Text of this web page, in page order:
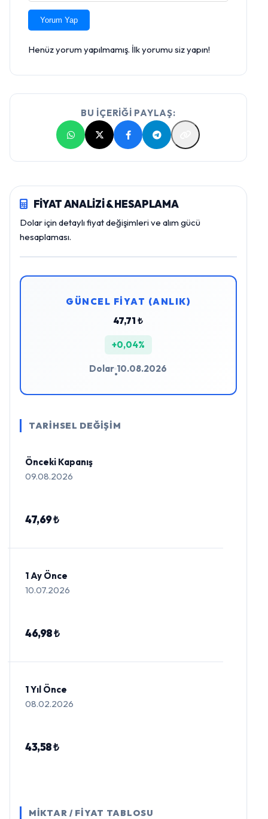
Yorum Yap
Henüz yorum yapılmamış. İlk yorumu siz yapın!
BU İÇERİĞİ PAYLAŞ:
FİYAT ANALİZİ & HESAPLAMA
Dolar için detaylı fiyat değişimleri ve alım gücü
hesaplaması.
GÜNCEL FİYAT (ANLIK)
47,71 ₺
+0,04%
Dolar
•
10.08.2026
TARİHSEL DEĞİŞİM
Önceki Kapanış
09.08.2026
47,69 ₺
1 Ay Önce
10.07.2026
46,98 ₺
1 Yıl Önce
08.02.2026
43,58 ₺
MİKTAR / FİYAT TABLOSU